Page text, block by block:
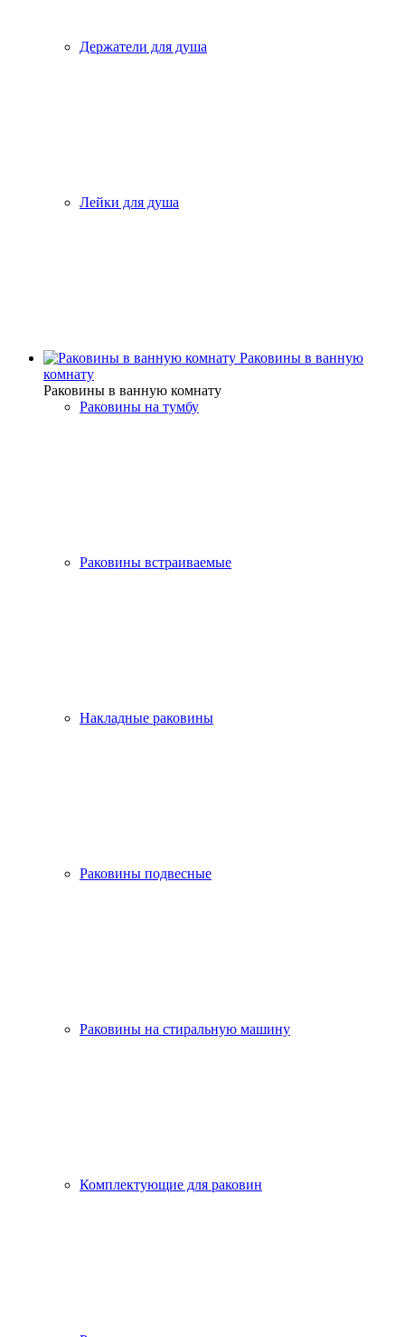
Держатели для душа
Лейки для душа
Раковины в ванную
комнату
Раковины в ванную комнату
Раковины на тумбу
Раковины встраиваемые
Накладные раковины
Раковины подвесные
Раковины на стиральную машину
Комплектующие для раковин